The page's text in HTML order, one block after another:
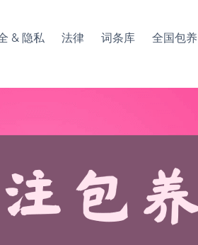
& 隐私 法律 词条库 全国包养